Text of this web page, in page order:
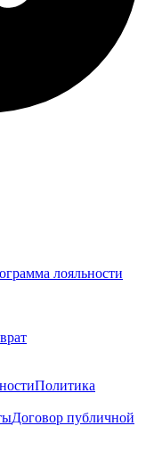
лояльности
Политика
Договор публичной